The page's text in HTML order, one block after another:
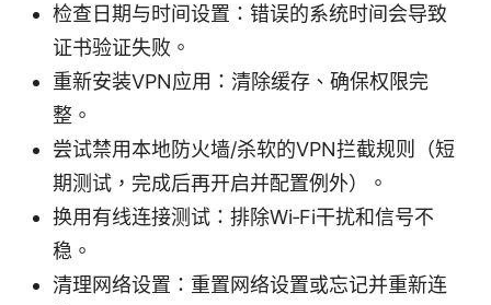
检查日期与时间设置：错误的系统时间会导致
证书验证失败。
重新安装VPN应用：清除缓存、确保权限完
整。
尝试禁用本地防火墙/杀软的VPN拦截规则（短
期测试，完成后再开启并配置例外）。
换用有线连接测试：排除Wi‑Fi干扰和信号不
稳。
清理网络设置：重置网络设置或忘记并重新连